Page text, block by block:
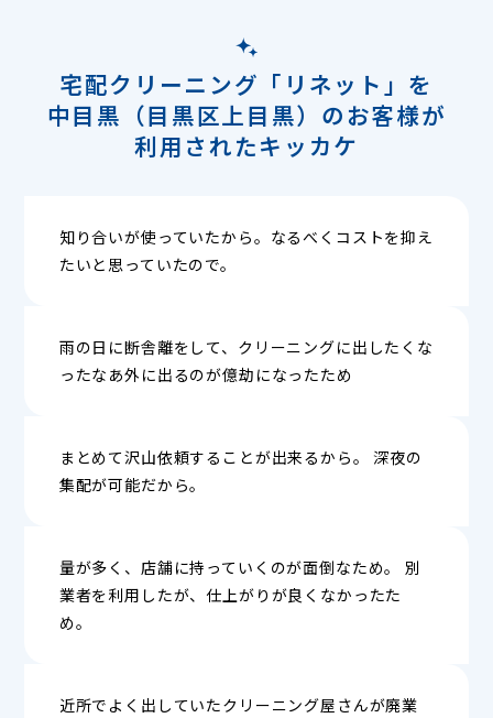
宅配クリーニング「リネット」を
中目黒（目黒区上目黒）のお客様が
利用されたキッカケ
知り合いが使っていたから。なるべくコストを抑え
たいと思っていたので。
雨の日に断舎離をして、クリーニングに出したくな
ったなあ外に出るのが億劫になったため
まとめて沢山依頼することが出来るから。 深夜の
集配が可能だから。
量が多く、店舗に持っていくのが面倒なため。 別
業者を利用したが、仕上がりが良くなかったた
め。
近所でよく出していたクリーニング屋さんが廃業